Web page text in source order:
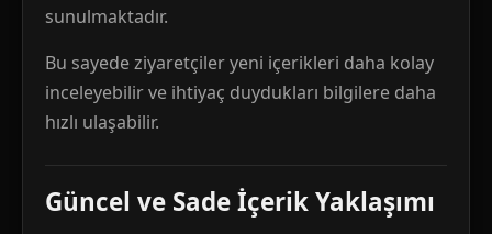
sunulmaktadır.
Bu sayede ziyaretçiler yeni içerikleri daha kolay
inceleyebilir ve ihtiyaç duydukları bilgilere daha
hızlı ulaşabilir.
Güncel ve Sade İçerik Yaklaşımı